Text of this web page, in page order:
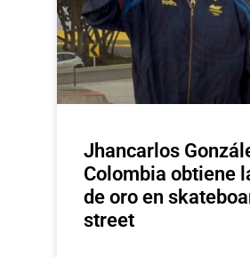
Jhancarlos
Colombia obtiene
de oro en
street